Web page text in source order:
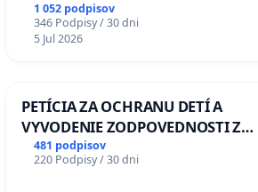
1 052 podpisov
346 Podpisy / 30 dni
5 Jul 2026
PETÍCIA ZA OCHRANU DETÍ A
VYVODENIE ZODPOVEDNOSTI ZA
DLHOROČNÚ NEČINNOSŤ A
ZLYHANIE ŠTÁTU
481 podpisov
220 Podpisy / 30 dni